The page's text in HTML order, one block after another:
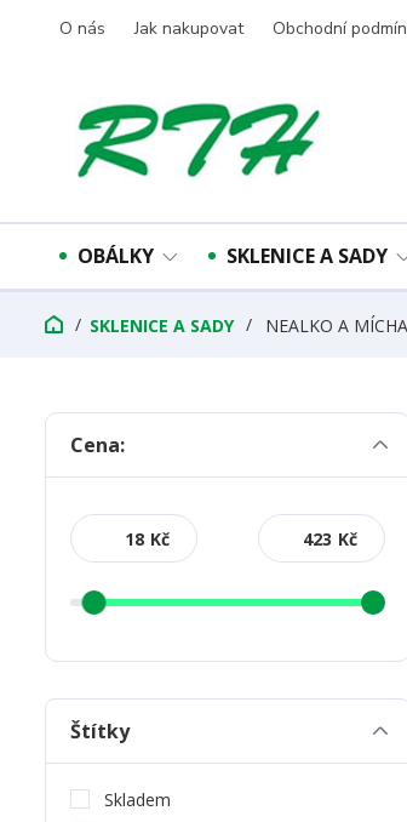
O nás Jak nakupovat Obchodní
OBÁLKY SKLENICE A SADY
SKLENICE A SADY NEALKO A
Cena:
Kč Kč
Štítky
Skladem